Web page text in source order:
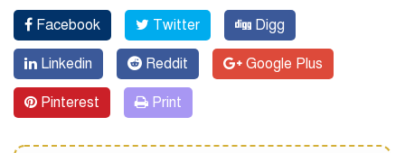
Facebook Twitter Digg
Linkedin Reddit Google Plus
Pinterest Print